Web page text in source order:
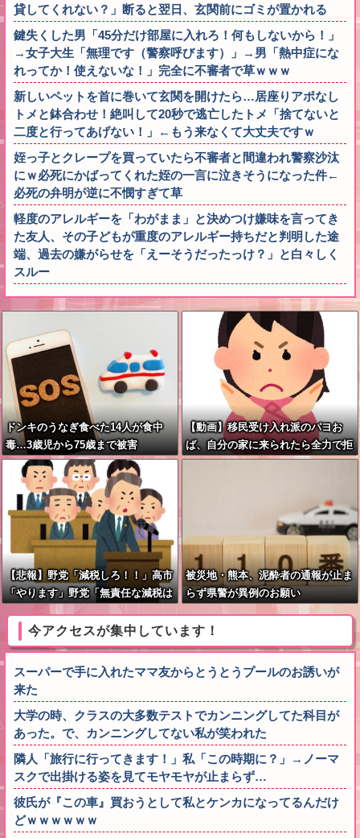
貸してくれない？」断ると翌日、玄関前にゴミが置かれる
鍵失くした男「45分だけ部屋に入れろ！何もしないから！」
→女子大生「無理です（警察呼びます）」→男「熱中症にな
れってか！使えないな！」完全に不審者で草ｗｗｗ
新しいペットを首に巻いて玄関を開けたら…居座りアポなし
トメと鉢合わせ！絶叫して20秒で逃亡したトメ「捨てないと
二度と行ってあげない！」←もう来なくて大丈夫ですｗ
姪っ子とクレープを買っていたら不審者と間違われ警察沙汰
にｗ必死にかばってくれた姪の一言に泣きそうになった件←
必死の弁明が逆に不憫すぎて草
軽度のアレルギーを「わがまま」と決めつけ嫌味を言ってき
た友人、その子どもが重度のアレルギー持ちだと判明した途
端、過去の嫌がらせを「えーそうだったっけ？」と白々しく
スルー
ドンキのうなぎ食べた14人が食中
毒…3歳児から75歳まで被害
【動画】移民受け入れ派のパヨお
ば、自分の家に来られたら全力で拒
否るｗｗｗｗｗｗｗｗｗｗｗｗ
【悲報】野党「減税しろ！！」高市
「やります」野党「無責任な減税は
被災地・熊本、泥酔者の通報が止ま
らず県警が異例のお願い
今アクセスが集中しています！
スーパーで手に入れたママ友からとうとうプールのお誘いが
来た
大学の時、クラスの大多数テストでカンニングしてた科目が
あった。で、カンニングしてない私が笑われた
隣人「旅行に行ってきます！」私「この時期に？」→ノーマ
スクで出掛ける姿を見てモヤモヤが止まらず…
彼氏が『この車』買おうとして私とケンカになってるんだけ
どｗｗｗｗｗｗ